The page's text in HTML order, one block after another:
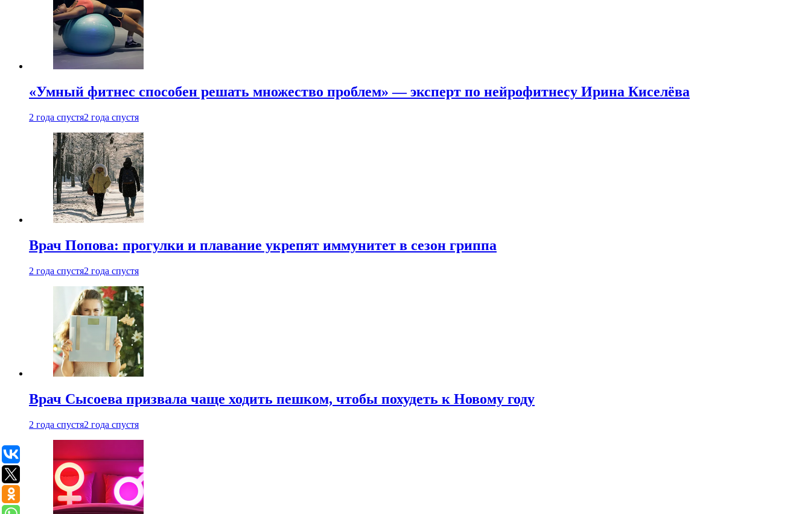
«Умный фитнес способен решать множество проблем» — эксперт по нейрофитнесу Ирина Киселёва
2 года спустя2 года спустя
Врач Попова: прогулки и плавание укрепят иммунитет в сезон гриппа
2 года спустя2 года спустя
Врач Сысоева призвала чаще ходить пешком, чтобы похудеть к Новому году
2 года спустя2 года спустя